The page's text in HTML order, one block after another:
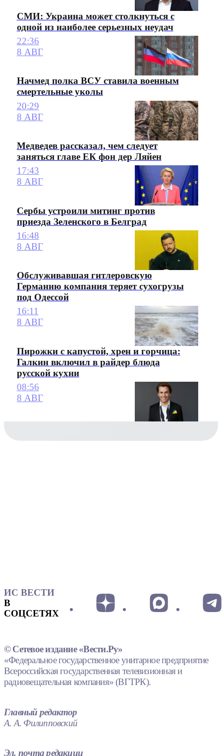
СМИ: Украина может столкнуться с
одной из наиболее серьезных неудач
22:36
8 АВГ
Начмед полка ВСУ ставила военным
смертельные уколы
20:29
8 АВГ
Медведев рассказал, чем следует
заняться главе ЕК фон дер Ляйен
17:43
8 АВГ
Сербы устроили митинг против
приезда Зеленского в Белград
16:48
8 АВГ
Обслуживавшая гитлеровскую
Германию компания теряет сухогрузы
под Одессой
16:11
8 АВГ
Пирожки с капустой, хрен и горчица:
Галкин включил в райдер блюда
русской кухни
08:56
8 АВГ
ИС ВЕСТИ
В
СОЦСЕТЯХ
© Сетевое издание «Вести.Ру»
«Федеральное государственное унитарное предприятие
Всероссийская государственная телевизионная и
радиовещательная компания» (ВГТРК).
Главный редактор
А. А. Филипповский
Эл. почта редакции